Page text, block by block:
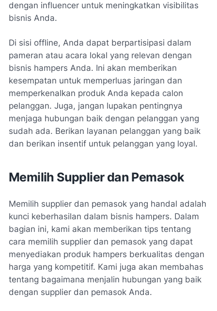
dengan influencer untuk meningkatkan visibilitas
bisnis Anda.
Di sisi offline, Anda dapat berpartisipasi dalam
pameran atau acara lokal yang relevan dengan
bisnis hampers Anda. Ini akan memberikan
kesempatan untuk memperluas jaringan dan
memperkenalkan produk Anda kepada calon
pelanggan. Juga, jangan lupakan pentingnya
menjaga hubungan baik dengan pelanggan yang
sudah ada. Berikan layanan pelanggan yang baik
dan berikan insentif untuk pelanggan yang loyal.
Memilih Supplier dan Pemasok
Memilih supplier dan pemasok yang handal adalah
kunci keberhasilan dalam bisnis hampers. Dalam
bagian ini, kami akan memberikan tips tentang
cara memilih supplier dan pemasok yang dapat
menyediakan produk hampers berkualitas dengan
harga yang kompetitif. Kami juga akan membahas
tentang bagaimana menjalin hubungan yang baik
dengan supplier dan pemasok Anda.